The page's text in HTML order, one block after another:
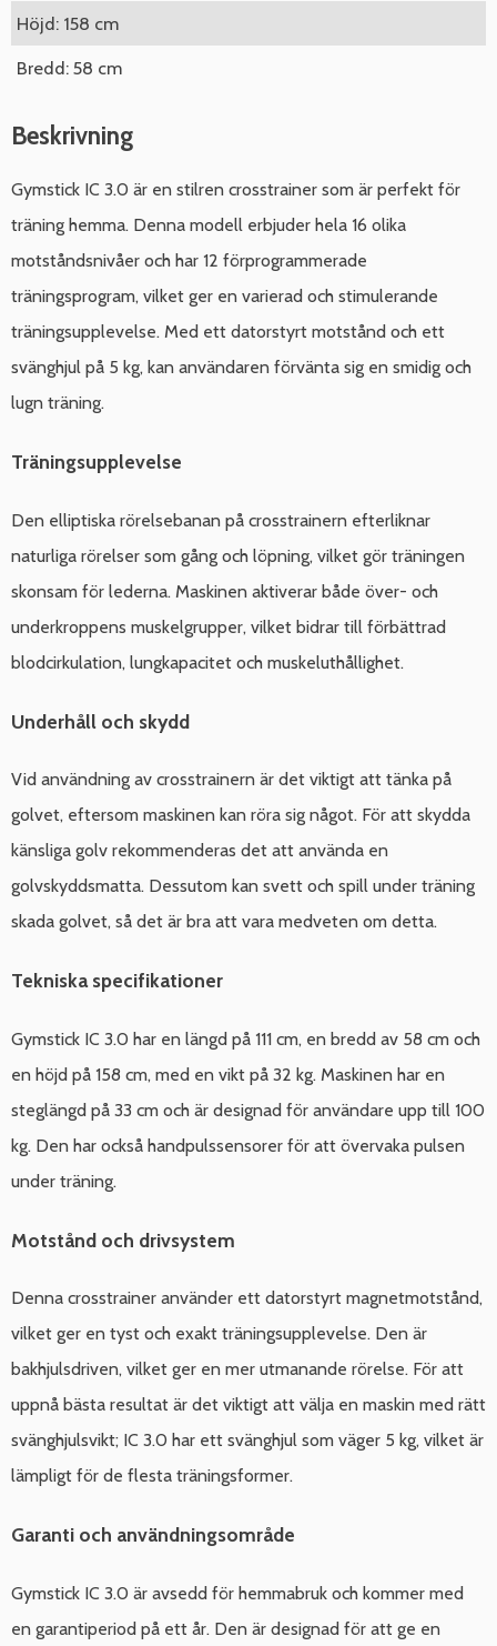
Höjd: 158 cm
Bredd: 58 cm
Beskrivning
Gymstick IC 3.0 är en stilren crosstrainer som är perfekt för
träning hemma. Denna modell erbjuder hela 16 olika
motståndsnivåer och har 12 förprogrammerade
träningsprogram, vilket ger en varierad och stimulerande
träningsupplevelse. Med ett datorstyrt motstånd och ett
svänghjul på 5 kg, kan användaren förvänta sig en smidig och
lugn träning.
Träningsupplevelse
Den elliptiska rörelsebanan på crosstrainern efterliknar
naturliga rörelser som gång och löpning, vilket gör träningen
skonsam för lederna. Maskinen aktiverar både över- och
underkroppens muskelgrupper, vilket bidrar till förbättrad
blodcirkulation, lungkapacitet och muskeluthållighet.
Underhåll och skydd
Vid användning av crosstrainern är det viktigt att tänka på
golvet, eftersom maskinen kan röra sig något. För att skydda
känsliga golv rekommenderas det att använda en
golvskyddsmatta. Dessutom kan svett och spill under träning
skada golvet, så det är bra att vara medveten om detta.
Tekniska specifikationer
Gymstick IC 3.0 har en längd på 111 cm, en bredd av 58 cm och
en höjd på 158 cm, med en vikt på 32 kg. Maskinen har en
steglängd på 33 cm och är designad för användare upp till 100
kg. Den har också handpulssensorer för att övervaka pulsen
under träning.
Motstånd och drivsystem
Denna crosstrainer använder ett datorstyrt magnetmotstånd,
vilket ger en tyst och exakt träningsupplevelse. Den är
bakhjulsdriven, vilket ger en mer utmanande rörelse. För att
uppnå bästa resultat är det viktigt att välja en maskin med rätt
svänghjulsvikt; IC 3.0 har ett svänghjul som väger 5 kg, vilket är
lämpligt för de flesta träningsformer.
Garanti och användningsområde
Gymstick IC 3.0 är avsedd för hemmabruk och kommer med
en garantiperiod på ett år. Den är designad för att ge en